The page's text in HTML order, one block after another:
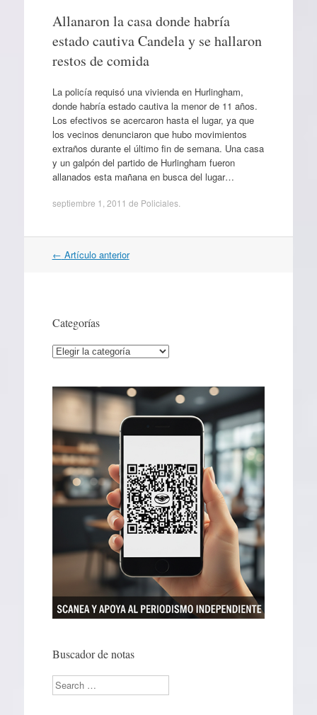
Allanaron la casa donde habría
estado cautiva Candela y se hallaron
restos de comida
La policía requisó una vivienda en Hurlingham,
donde habría estado cautiva la menor de 11 años.
Los efectivos se acercaron hasta el lugar, ya que
los vecinos denunciaron que hubo movimientos
extraños durante el último fin de semana. Una casa
y un galpón del partido de Hurlingham fueron
allanados esta mañana en busca del lugar…
septiembre 1, 2011 de Policiales.
Navegación
← Artículo anterior
Categorías
Categorías
Buscador de notas
Search